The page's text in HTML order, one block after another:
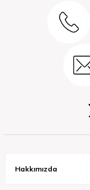
Hakkımızda